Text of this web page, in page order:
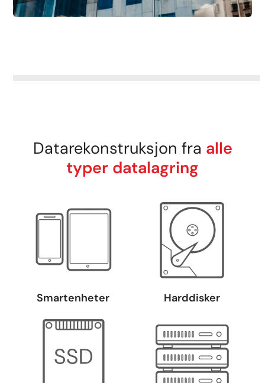
Datarekonstruksjon fra alle
typer datalagring
Smartenheter Harddisker